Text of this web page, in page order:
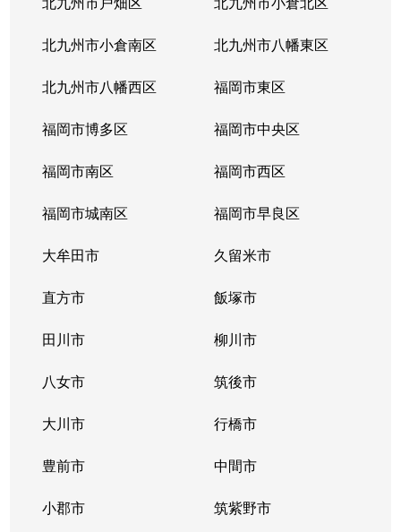
北九州市小倉南区 北九州市八幡東区
北九州市八幡西区 福岡市東区
福岡市博多区 福岡市中央区
福岡市南区 福岡市西区
福岡市城南区 福岡市早良区
大牟田市 久留米市
直方市 飯塚市
田川市 柳川市
八女市 筑後市
大川市 行橋市
豊前市 中間市
小郡市 筑紫野市